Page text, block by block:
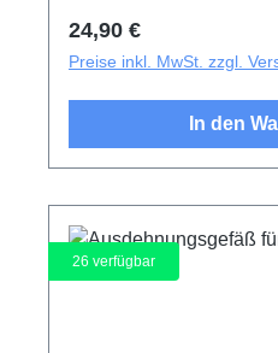
Regulärer Preis:
24,90 €
Preise inkl. MwSt. zzgl.
In den
26 verfügbar